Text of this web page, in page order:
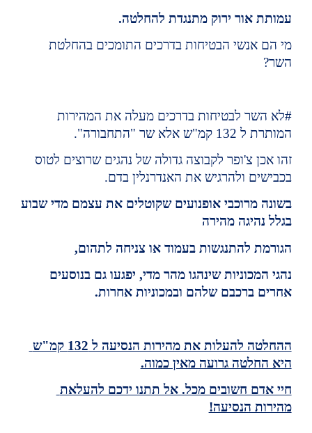
עמותת אור ירוק מתנגדת להחלטה.
השר?
המותרת ל 132 קמ"ש אלא שר "התחבורה".
בכבישים ולהרגיש את האנדרנלין בדם.
בגלל נהיגה מהירה
הגורמת להתנגשות בעמוד או צניחה לתהום,
אחרים ברכבם שלהם ובמכוניות אחרות.
היא החלטה גרועה מאין כמוה.
מהירות הנסיעה!